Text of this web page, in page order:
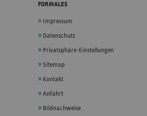
FORMALES
Impressum
Datenschutz
Privatsphäre-Einstellungen
Sitemap
Kontakt
Anfahrt
Bildnachweise